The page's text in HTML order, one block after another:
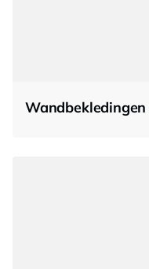
Wandbekledingen